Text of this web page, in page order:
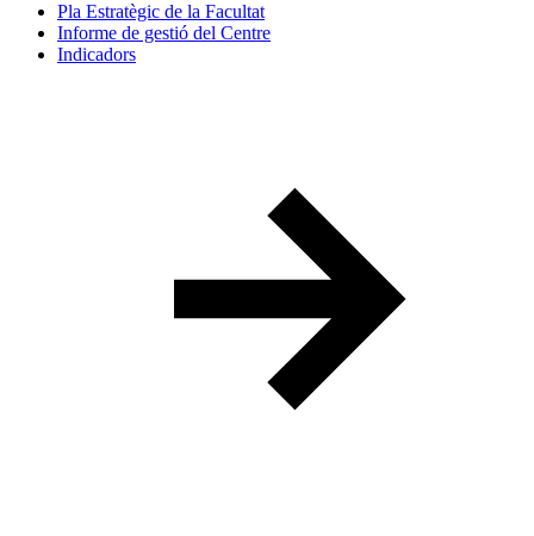
Pla Estratègic de la Facultat
Informe de gestió del Centre
Indicadors